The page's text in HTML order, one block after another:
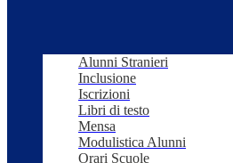
Alunni Stranieri
Inclusione
Iscrizioni
Libri di testo
Mensa
Modulistica Alunni
Orari Scuole